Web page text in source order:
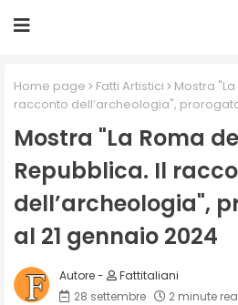
Home page Fatti Artistici
Mostra
racconto dell’archeologia",
Mostra "La Roma
Repubblica. Il
dell’archeologia",
al 21 gennaio 2024
Fattitaliani
28 settembre
2 minute